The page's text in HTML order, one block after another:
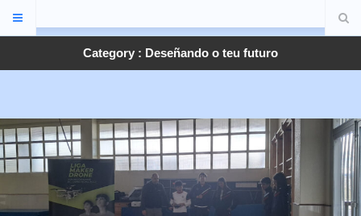
Category : Deseñando o teu futuro